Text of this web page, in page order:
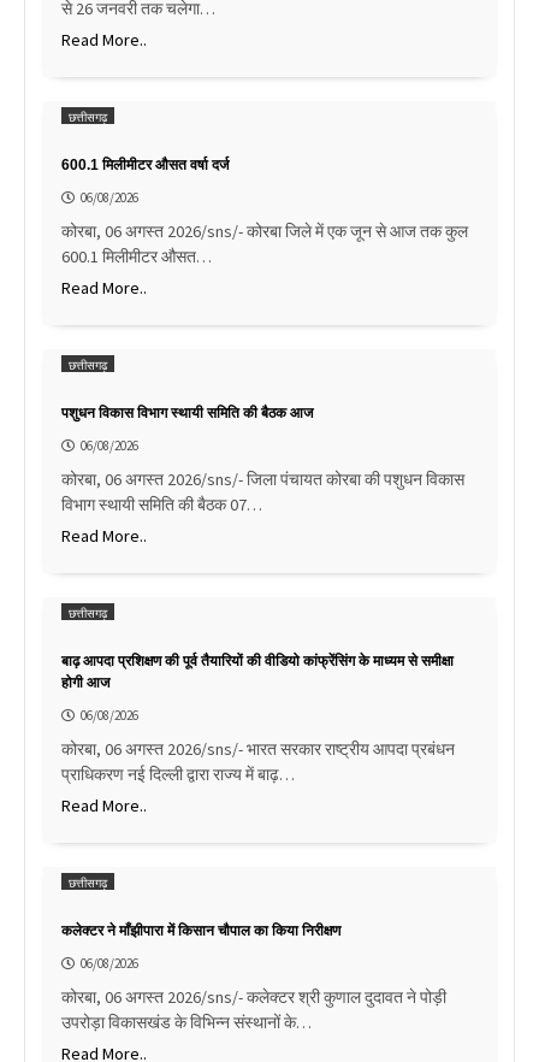
से 26 जनवरी तक चलेगा…
Read More..
छत्तीसगढ़
600.1 मिलीमीटर औसत वर्षा दर्ज
06/08/2026
कोरबा, 06 अगस्त 2026/sns/- कोरबा जिले में एक जून से आज तक कुल
600.1 मिलीमीटर औसत…
Read More..
छत्तीसगढ़
पशुधन विकास विभाग स्थायी समिति की बैठक आज
06/08/2026
कोरबा, 06 अगस्त 2026/sns/- जिला पंचायत कोरबा की पशुधन विकास
विभाग स्थायी समिति की बैठक 07…
Read More..
छत्तीसगढ़
बाढ़ आपदा प्रशिक्षण की पूर्व तैयारियों की वीडियो कांफ्रेंसिंग के माध्यम से समीक्षा
होगी आज
06/08/2026
कोरबा, 06 अगस्त 2026/sns/- भारत सरकार राष्ट्रीय आपदा प्रबंधन
प्राधिकरण नई दिल्ली द्वारा राज्य में बाढ़…
Read More..
छत्तीसगढ़
कलेक्टर ने माँझीपारा में किसान चौपाल का किया निरीक्षण
06/08/2026
कोरबा, 06 अगस्त 2026/sns/- कलेक्टर श्री कुणाल दुदावत ने पोड़ी
उपरोड़ा विकासखंड के विभिन्न संस्थानों के…
Read More..